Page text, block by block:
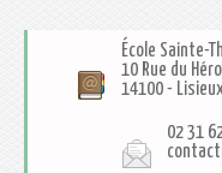
École Sainte-
10 Rue du
14100 -
02 31